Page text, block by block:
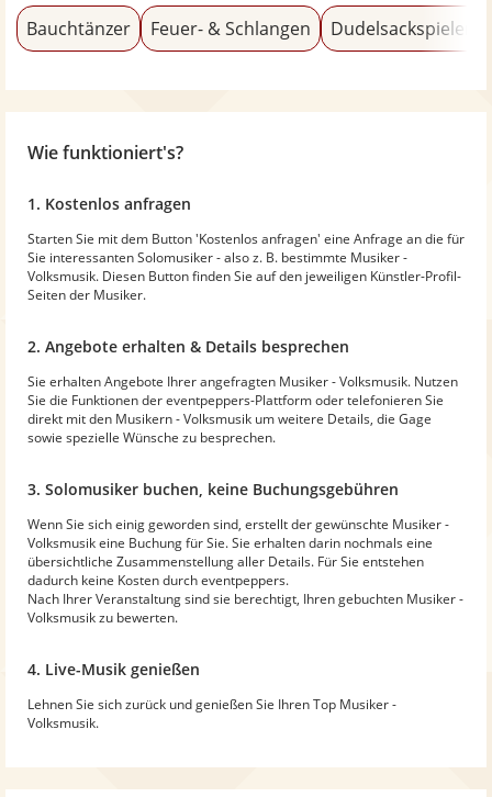
Bauchtänzer Feuer- & Schlangen Dudelsackspieler
Wie funktioniert's?
1. Kostenlos anfragen
Starten Sie mit dem Button 'Kostenlos anfragen' eine Anfrage an die für
Sie interessanten Solomusiker - also z. B. bestimmte Musiker -
Volksmusik. Diesen Button finden Sie auf den jeweiligen Künstler-Profil-
Seiten der Musiker.
2. Angebote erhalten & Details besprechen
Sie erhalten Angebote Ihrer angefragten Musiker - Volksmusik. Nutzen
Sie die Funktionen der eventpeppers-Plattform oder telefonieren Sie
direkt mit den Musikern - Volksmusik um weitere Details, die Gage
sowie spezielle Wünsche zu besprechen.
3. Solomusiker buchen, keine Buchungsgebühren
Wenn Sie sich einig geworden sind, erstellt der gewünschte Musiker -
Volksmusik eine Buchung für Sie. Sie erhalten darin nochmals eine
übersichtliche Zusammenstellung aller Details. Für Sie entstehen
dadurch keine Kosten durch eventpeppers.
Nach Ihrer Veranstaltung sind sie berechtigt, Ihren gebuchten Musiker -
Volksmusik zu bewerten.
4. Live-Musik genießen
Lehnen Sie sich zurück und genießen Sie Ihren Top Musiker -
Volksmusik.